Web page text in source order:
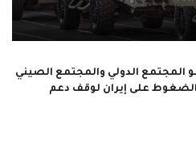
المجتمع الدولي والمجتمع الصيني
على إيران لوقف دعم